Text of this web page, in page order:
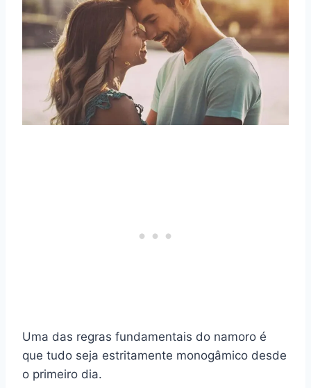
Uma das regras fundamentais do namoro é
que tudo seja estritamente monogâmico desde
o primeiro dia.